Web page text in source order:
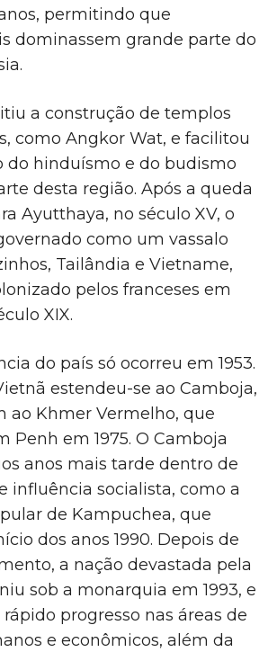
permitindo que
dominassem grande parte do
a construção de templos
como Angkor Wat, e facilitou
do hinduísmo e do budismo
desta região. Após a queda
Ayutthaya, no século XV, o
como um vassalo
Tailândia e Vietname,
pelos franceses em
XIX.
do país só ocorreu em 1953.
estendeu-se ao Camboja,
ao Khmer Vermelho, que
Penh em 1975. O Camboja
anos mais tarde dentro de
influência socialista, como a
de Kampuchea, que
dos anos 1990. Depois de
a nação devastada pela
sob a monarquia em 1993, e
progresso nas áreas de
e econômicos, além da